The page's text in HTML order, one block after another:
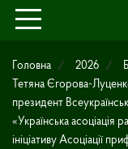
Головна 2026
Тетяна Єгорова-
президент
«Українська асоціація
ініціативу Асоціації